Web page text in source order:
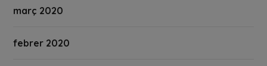
març 2020
febrer 2020